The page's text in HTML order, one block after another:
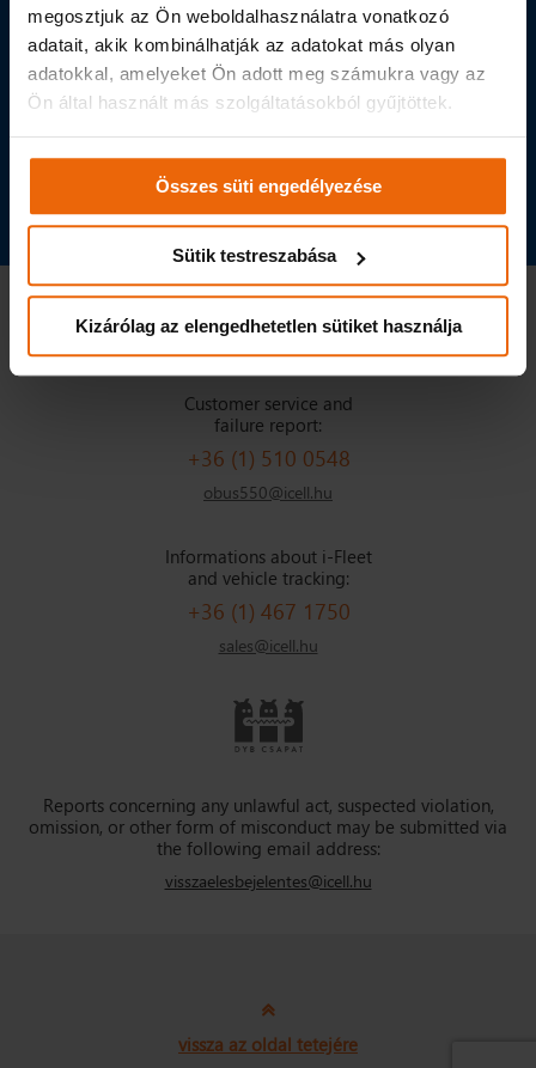
megosztjuk az Ön weboldalhasználatra vonatkozó
adatait, akik kombinálhatják az adatokat más olyan
adatokkal, amelyeket Ön adott meg számukra vagy az
Ön által használt más szolgáltatásokból gyűjtöttek.
Összes süti engedélyezése
Sütik testreszabása
Kizárólag az elengedhetetlen sütiket használja
info@icell.hu
1037 Budapest Bécsi út 269.
Customer service and
failure report:
+36 (1) 510 0548
obus550@icell.hu
Informations about i-Fleet
and vehicle tracking:
+36 (1) 467 1750
sales@icell.hu
Reports concerning any unlawful act, suspected violation,
omission, or other form of misconduct may be submitted via
the following email address:
visszaelesbejelentes@icell.hu
vissza az oldal tetejére